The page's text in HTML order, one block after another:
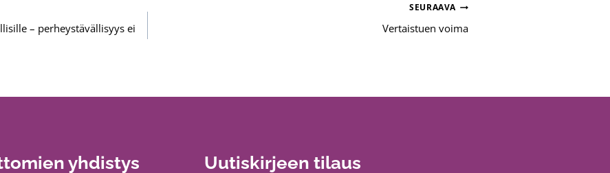
– perheystävällisyys ei
SEURAAVA
Vertaistuen voima
yhdistys Uutiskirjeen tilaus